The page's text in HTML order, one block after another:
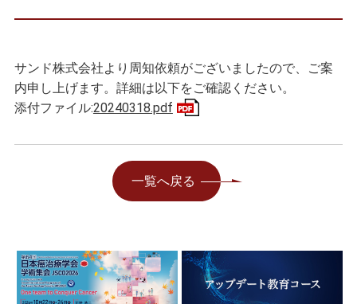
サンド株式会社より周知依頼がございましたので、ご案
内申し上げます。詳細は以下をご確認ください。
添付ファイル:20240318.pdf
一覧へ戻る